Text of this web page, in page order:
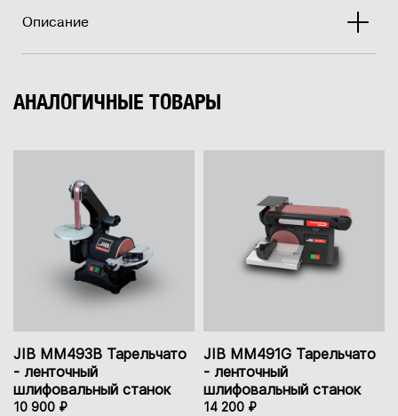
Описание
АНАЛОГИЧНЫЕ ТОВАРЫ
JIB MM493B Тарельчато
- ленточный
шлифовальный станок
10 900 ₽
JIB MM491G Тарельчато
- ленточный
шлифовальный станок
14 200 ₽